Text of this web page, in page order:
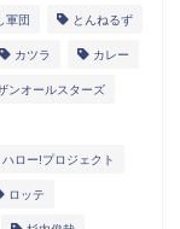
軍団 とんねるず
カツラ カレー
ンオールスターズ
ハロー!プロジェクト
ロッテ